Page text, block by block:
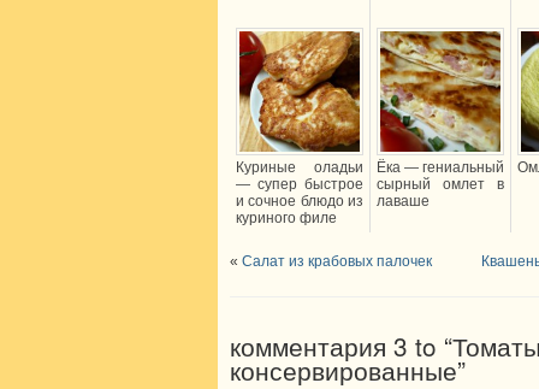
Куриные оладьи
— супер быстрое
и сочное блюдо из
куриного филе
Ёка — гениальный
сырный омлет в
лаваше
« Салат из крабовых палочек
комментария 3 to
консервированные”